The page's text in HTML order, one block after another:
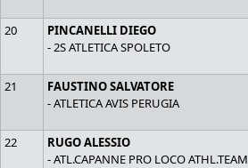
20
PINCANELLI DIEGO
- 2S ATLETICA SPOLETO
21
FAUSTINO SALVATORE
- ATLETICA AVIS PERUGIA
22
RUGO ALESSIO
- ATL.CAPANNE PRO LOCO ATHL.TEAM